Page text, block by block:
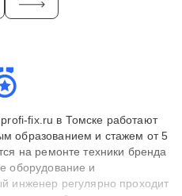
fix.ru в Томске работают
образованием и стажем от 5
на ремонте техники бренда
оборудование и
инженер регулярно проходит